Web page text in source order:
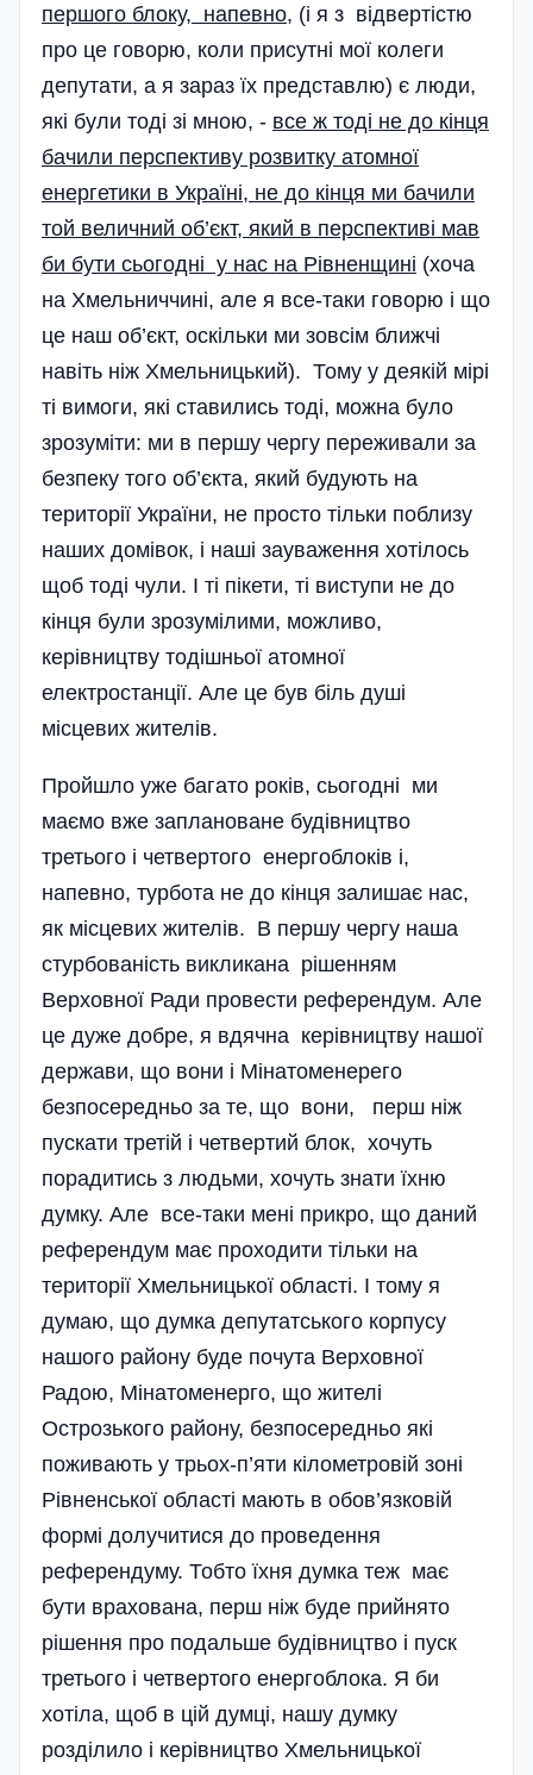
першого блоку, напевно, (і я з відвертістю
про це говорю, коли присутні мої колеги
депутати, а я зараз їх представлю) є люди,
які були тоді зі мною, - все ж тоді не до кінця
бачили перспективу розвитку атомної
енергетики в Україні, не до кінця ми бачили
той величний об’єкт, який в перспективі мав
би бути сьогодні у нас на Рівненщині (хоча
на Хмельниччині, але я все-таки говорю і що
це наш об’єкт, оскільки ми зовсім ближчі
навіть ніж Хмельницький). Тому у деякій мірі
ті вимоги, які ставились тоді, можна було
зрозуміти: ми в першу чергу переживали за
безпеку того об’єкта, який будують на
території України, не просто тільки поблизу
наших домівок, і наші зауваження хотілось
щоб тоді чули. І ті пікети, ті виступи не до
кінця були зрозумілими, можливо,
керівництву тодішньої атомної
електростанції. Але це був біль душі
місцевих жителів.
Пройшло уже багато років, сьогодні ми
маємо вже заплановане будівництво
третього і четвертого енергоблоків і,
напевно, турбота не до кінця залишає нас,
як місцевих жителів. В першу чергу наша
стурбованість викликана рішенням
Верховної Ради провести референдум. Але
це дуже добре, я вдячна керівництву нашої
держави, що вони і Мінатоменерего
безпосередньо за те, що вони, перш ніж
пускати третій і четвертий блок, хочуть
порадитись з людьми, хочуть знати їхню
думку. Але все-таки мені прикро, що даний
референдум має проходити тільки на
території Хмельницької області. І тому я
думаю, що думка депутатського корпусу
нашого району буде почута Верховної
Радою, Мінатоменерго, що жителі
Острозького району, безпосередньо які
поживають у трьох-п’яти кілометровій зоні
Рівненської області мають в обов’язковій
формі долучитися до проведення
референдуму. Тобто їхня думка теж має
бути врахована, перш ніж буде прийнято
рішення про подальше будівництво і пуск
третього і четвертого енергоблока. Я би
хотіла, щоб в цій думці, нашу думку
розділило і керівництво Хмельницької